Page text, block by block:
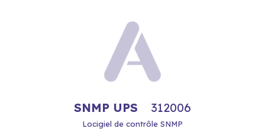
SNMP UPS 312006
Locigiel de contrôle SNMP